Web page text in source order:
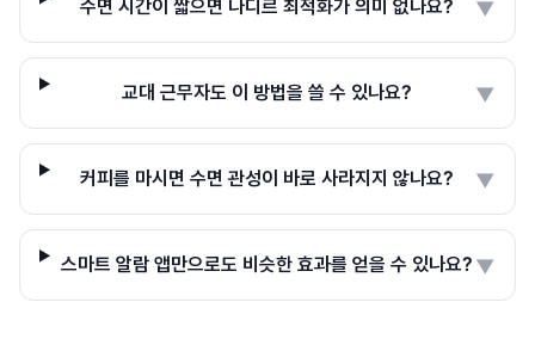
수면 시간이 짧으면 나디르 최적화가 의미 없나요? ▼
교대 근무자도 이 방법을 쓸 수 있나요? ▼
커피를 마시면 수면 관성이 바로 사라지지 않나요? ▼
스마트 알람 앱만으로도 비슷한 효과를 얻을 수 있나요? ▼